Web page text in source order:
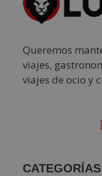
Queremos
viajes,
viajes de ocio y
CATEGORÍAS